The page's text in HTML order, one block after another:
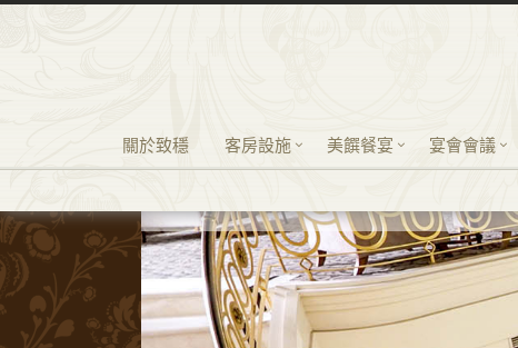
關於致穩 客房設施 美饌餐宴 宴會會議